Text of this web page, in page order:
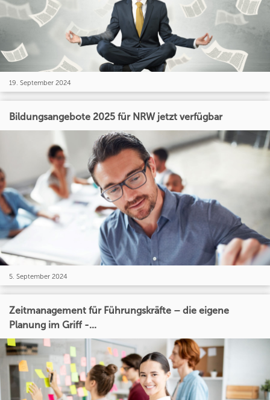
19. September 2024
Bildungsangebote 2025 für NRW jetzt verfügbar
5. September 2024
Zeitmanagement für Führungskräfte – die eigene
Planung im Griff -...